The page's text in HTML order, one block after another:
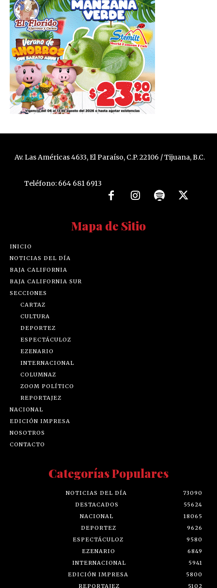
Av. Las Américas 4633, El Paraíso, C.P. 22106 / Tijuana, B.C.
Teléfono: 664 681 6913
Mapa de Sitio
INICIO
NOTICIAS DEL DÍA
BAJA CALIFORNIA
BAJA CALIFORNIA SUR
SECCIONES
CARTAZ
CULTURA
DEPORTEZ
ESPECTÁCULOZ
EZENARIO
INTERNACIONAL
COLUMNAZ
ZOOM POLÍTICO
REPORTAJEZ
NACIONAL
EDICIÓN IMPRESA
NOSOTROS
CONTACTO
Categorías Populares
NOTICIAS DEL DÍA
73090
DESTACADOS
55624
NACIONAL
18065
DEPORTEZ
9626
ESPECTÁCULOZ
9580
EZENARIO
6849
INTERNACIONAL
5941
EDICIÓN IMPRESA
5800
REPORTAJEZ
5102